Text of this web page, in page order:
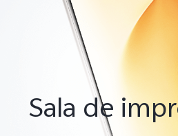
Portugal |
Sala de